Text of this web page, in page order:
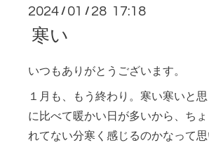
2024 / 01 / 28 17:18
寒い
いつもありがとうございます。
１月も、もう終わり。寒い寒いと
に比べて暖かい日が多いから、ち
れてない分寒く感じるのかなって思